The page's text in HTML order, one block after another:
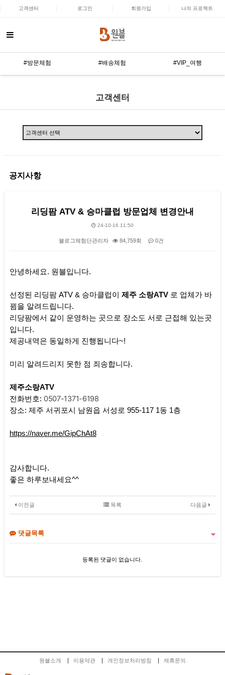
고객센터 로그인 회원가입 나의 프로젝트
#방문체험 #배송체험 #VIP_여행
고객센터
공지사항
리딩팜 ATV & 승마클럽 방문업체 변경안내
24-10-16 11:50
블로그체험단관리자 84,759회 0건
안녕하세요. 원블입니다.
선정된 리딩팜 ATV & 승마클럽이 제주 소랑ATV 로 업체가 바
뀜을 알려드립니다.
리당팜에서 같이 운영하는 곳으로 장소도 서로 근접해 있는곳
입니다.
제공내역은 동일하게 진행됩니다~!
미리 알려드리지 못한 점 죄송합니다.
제주소랑ATV
전화번호: 0507-1371-6198
장소: 제주 서귀포시 남원읍 서성로 955-117 1동 1층
https://naver.me/GipChAt8
감사합니다.
좋은 하루보내세요^^
이전글 다음글
목록
댓글목록
등록된 댓글이 없습니다.
원블소개 이용약관 개인정보처리방침 제휴문의